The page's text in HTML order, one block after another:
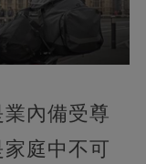
內備受尊
庭中不可